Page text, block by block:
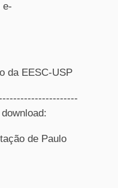
e-
da EESC-USP
de Paulo